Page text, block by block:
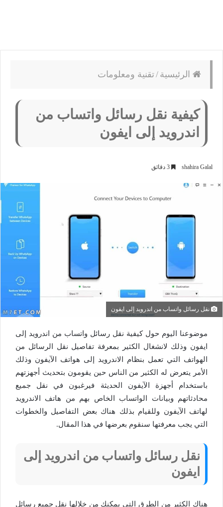
الرئيسية /تقنية ومعلومات
كيفية نقل رسائل واتساب من
اندرويد إلى ايفون
shahira Galal
نقل رسائل واتساب من اندرويد إلى ايفون
موضوعنا اليوم حول كيفية نقل رسائل واتساب من اندرويد إلى
ايفون وذلك لانشغال الكثير بمعرفة تفاصيل نقل الرسائل من
الهواتف التي تعمل بنظام الاندرويد إلى هواتف الآيفون وذلك
الأمر يتعرض له الكثير من الناس حين يقومون بتحديث أجهزتهم
باستخدام أجهزة الآيفون الحديثة فيرغبون في نقل جميع
محادثاتهم وبيانات الواتساب الخاص بهم من هاتف الاندرويد
لهاتف الآيفون وللقيام بذلك هناك بعض التفاصيل والخطوات
التي يجب معرفتها سنقوم بعرضها في هذا المقال.
نقل رسائل واتساب من اندرويد إلى
ايفون
هناك الكثير من الطرق التي يمكنك من خلالها نقل جميع رسائل